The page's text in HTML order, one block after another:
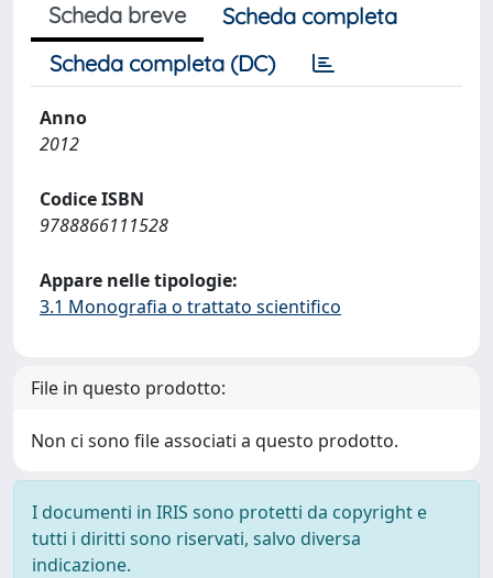
Scheda breve
Scheda completa
Scheda completa (DC)
Anno
2012
Codice ISBN
9788866111528
Appare nelle tipologie:
3.1 Monografia o trattato scientifico
File in questo prodotto:
Non ci sono file associati a questo prodotto.
I documenti in IRIS sono protetti da copyright e
tutti i diritti sono riservati, salvo diversa
indicazione.